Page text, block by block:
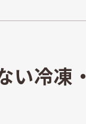
い冷凍・